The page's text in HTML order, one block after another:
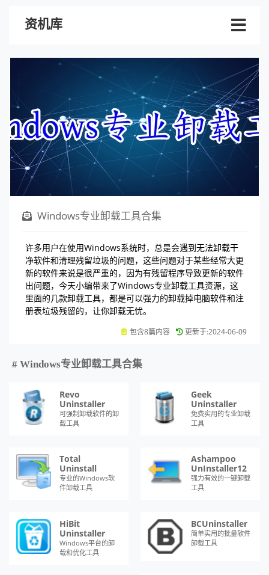
资机库
Windows专业卸载工具合集
许多用户在使用Windows系统时，总是会遇到无法卸载干
净软件和清理残留垃圾的问题，这些问题对于某些经常大更
新的软件来说是很严重的，因为有残留程序导致更新的软件
出问题，今天小编带来了Windows专业卸载工具资源，这
里面的几款卸载工具，都是可以强力的卸载掉电脑软件和注
册表垃圾残留的，让你卸载无忧。
包含8篇内容 更新于:2024-06-09
# Windows专业卸载工具合集
Revo
Uninstaller
可强制卸载软件的卸
载工具
Geek
Uninstaller
免费实用的专业卸载
工具
Total
Uninstall
专业的Windows软
件卸载工具
Ashampoo
UnInstaller12
强力有效的一键卸载
工具
HiBit
Uninstaller
Windows平台的卸
载和优化工具
BCUninstaller
简单实用的批量软件
卸载工具